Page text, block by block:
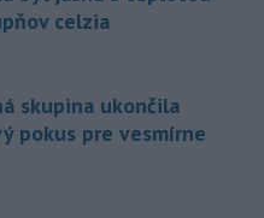
celzia
skupina ukončila
pokus pre vesmírne